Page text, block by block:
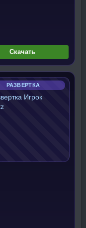
Скачать
РАЗВЕРТКА